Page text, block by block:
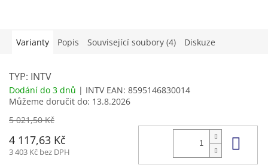
Varianty Popis Související soubory (4) Diskuze
TYP: INTV
Dodání do 3 dnů | INTV EAN: 8595146830014
Můžeme doručit do: 13.8.2026
5 021,50 Kč
4 117,63 Kč
3 403 Kč bez DPH